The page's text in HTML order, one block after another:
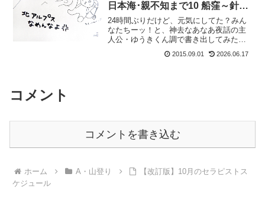
日本海･親不知まで10 船窪～針ノ
木小屋＆疲れにくくするインソー
ル
24時間ぶりだけど、元気にしてた？みん
なたちーッ！と、神去なあなあ夜話の主
人公・ゆうきくん調で書き出してみたも
これ、山の上で読むのに最高の本だわ。
2015.09.01 2026.06.17
コメント
コメントを書き込む
ホーム A・山登り
【改訂版】10月のセラピストス
ケジュール